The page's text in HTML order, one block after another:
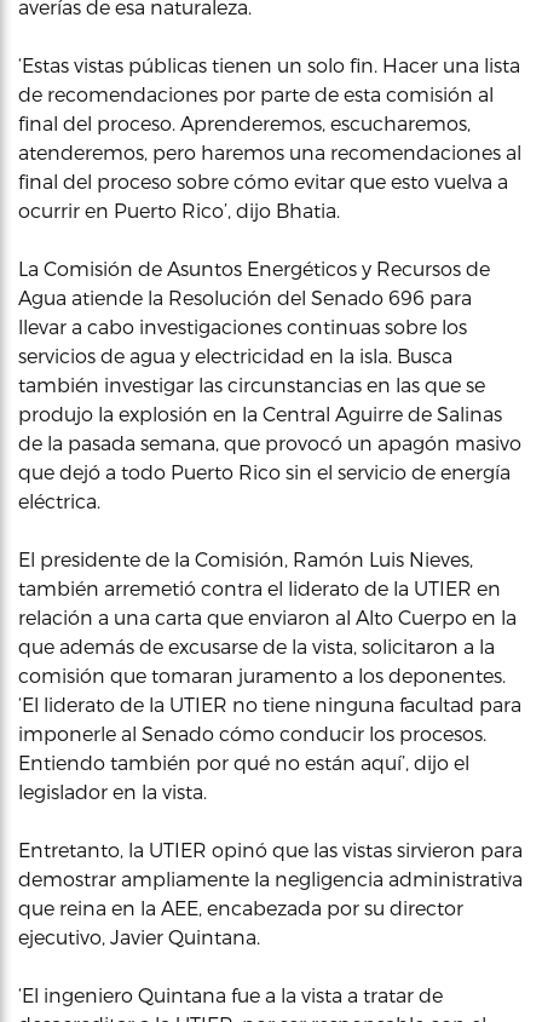
averías de esa naturaleza.
‘Estas vistas públicas tienen un solo fin. Hacer una lista
de recomendaciones por parte de esta comisión al
final del proceso. Aprenderemos, escucharemos,
atenderemos, pero haremos una recomendaciones al
final del proceso sobre cómo evitar que esto vuelva a
ocurrir en Puerto Rico’, dijo Bhatia.
La Comisión de Asuntos Energéticos y Recursos de
Agua atiende la Resolución del Senado 696 para
llevar a cabo investigaciones continuas sobre los
servicios de agua y electricidad en la isla. Busca
también investigar las circunstancias en las que se
produjo la explosión en la Central Aguirre de Salinas
de la pasada semana, que provocó un apagón masivo
que dejó a todo Puerto Rico sin el servicio de energía
eléctrica.
El presidente de la Comisión, Ramón Luis Nieves,
también arremetió contra el liderato de la UTIER en
relación a una carta que enviaron al Alto Cuerpo en la
que además de excusarse de la vista, solicitaron a la
comisión que tomaran juramento a los deponentes.
‘El liderato de la UTIER no tiene ninguna facultad para
imponerle al Senado cómo conducir los procesos.
Entiendo también por qué no están aquí’, dijo el
legislador en la vista.
Entretanto, la UTIER opinó que las vistas sirvieron para
demostrar ampliamente la negligencia administrativa
que reina en la AEE, encabezada por su director
ejecutivo, Javier Quintana.
‘El ingeniero Quintana fue a la vista a tratar de